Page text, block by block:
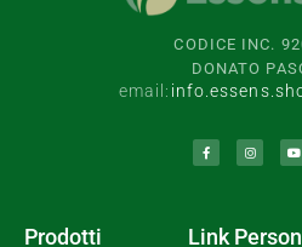
CODICE INC.
DONATO
email:
Prodotti Link